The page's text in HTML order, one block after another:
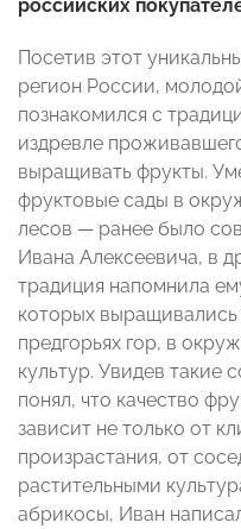
российских
Посетив этот
регион России,
познакомился с
издревле
выращивать фрукты.
фруктовые сады в
лесов — ранее было
Ивана Алексеевича, в
традиция напомнила
которых
предгорьях гор, в
культур. Увидев такие
понял, что качество
зависит не только от
произрастания, от
растительными
абрикосы, Иван